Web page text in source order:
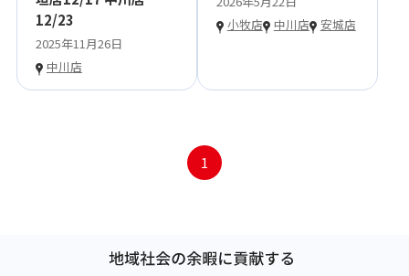
12/23
2025年11月26日
中川店
小牧店
中川店 安城店
1